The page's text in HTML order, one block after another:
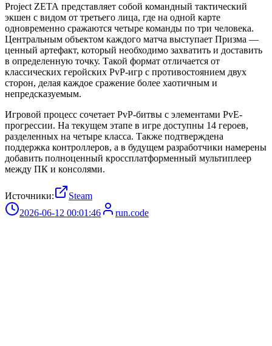
Project ZETA представляет собой командный тактический
экшен с видом от третьего лица, где на одной карте
одновременно сражаются четыре команды по три человека.
Центральным объектом каждого матча выступает Призма —
ценный артефакт, который необходимо захватить и доставить
в определенную точку. Такой формат отличается от
классических геройских PvP-игр с противостоянием двух
сторон, делая каждое сражение более хаотичным и
непредсказуемым.
Игровой процесс сочетает PvP-битвы с элементами PvE-
прогрессии. На текущем этапе в игре доступны 14 героев,
разделенных на четыре класса. Также подтверждена
поддержка контроллеров, а в будущем разработчики намерены
добавить полноценный кроссплатформенный мультиплеер
между ПК и консолями.
Источники:
Steam
2026-06-12 00:01:46
run.code